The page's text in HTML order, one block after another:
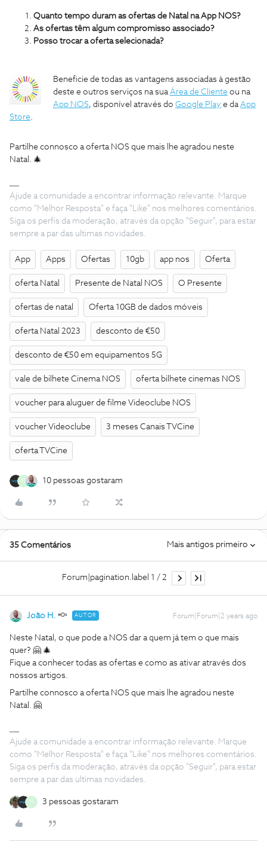
Quanto tempo duram as ofertas de Natal na App NOS?
As ofertas têm algum compromisso associado?
Posso trocar a oferta selecionada?
Beneficie de todas as vantagens associadas à gestão
deste e outros serviços na sua Área de Cliente ou na
App NOS, disponível através do Google Play e da App
Store
Partilhe connosco a oferta NOS que mais lhe agradou neste
Natal. 🎄
Ajude a comunidade a encontrar informação relevante. Marque
como "Melhor Resposta" e faça "Like" nos melhores comentários.
Siga os perfis da moderação, através da opção "Seguir", para estar
sempre a par das ultimas novidades.
App Apps Ofertas 10gb app nos Oferta
oferta Natal Presente de Natal NOS O Presente
ofertas de natal Oferta 10GB de dados móveis
oferta Natal 2023 desconto de €50
desconto de €50 em equipamentos 5G
vale de bilhete Cinema NOS oferta bilhete cinemas NOS
voucher para aluguer de filme Videoclube NOS
voucher Videoclube 3 meses Canais TVCine
oferta TVCine
M 10 pessoas gostaram
35 Comentários Mais antigos primeiro
Forum|pagination.label 1 / 2
João H. AUTOR Forum|Forum|2 years ago
Neste Natal, o que pode a NOS dar a quem já tem o que mais
quer? 🤗 🎄
Fique a conhecer todas as ofertas e como as ativar através dos
nossos artigos.
Partilhe connosco a oferta NOS que mais lhe agradou neste
Natal. 🤗
Ajude a comunidade a encontrar informação relevante. Marque
como "Melhor Resposta" e faça "Like" nos melhores comentários.
Siga os perfis da moderação, através da opção "Seguir", para estar
sempre a par das ultimas novidades.
M 3 pessoas gostaram